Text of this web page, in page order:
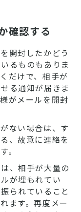
確認する
開封したかどう
るものもありま
だけで、相手が
る通知が届きま
がメールを開封
ない場合は、す
、故意に連絡を
。
、相手が大量の
が埋もれてい
られていること
ます。再度メー